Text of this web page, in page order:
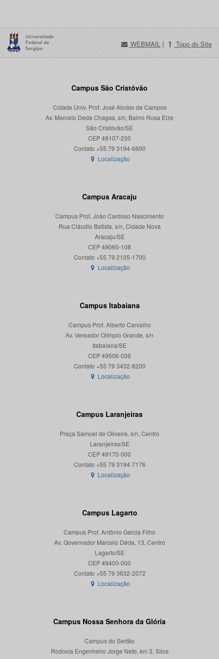
WEBMAIL | Topo do Site
Campus São Cristóvão
Cidade Univ. Prof. José Aloísio de Campos
Av. Marcelo Deda Chagas, s/n, Bairro Rosa Elze
São Cristóvão/SE
CEP 49107-230
Localização
Campus Aracaju
Campus Prof. João Cardoso Nascimento
Rua Cláudio Batista, s/n, Cidade Nova
Aracaju/SE
CEP 49060-108
Localização
Campus Itabaiana
Campus Prof. Alberto Carvalho
Av. Vereador Olímpio Grande, s/n
Itabaiana/SE
CEP 49506-036
Localização
Campus Laranjeiras
Praça Samuel de Oliveira, s/n, Centro
Laranjeiras/SE
CEP 49170-000
Localização
Campus Lagarto
Campus Prof. Antônio Garcia Filho
Av. Governador Marcelo Déda, 13, Centro
Lagarto/SE
CEP 49400-000
Localização
Campus Nossa Senhora da Glória
Campus do Sertão
Rodovia Engenheiro Jorge Neto, km 3, Silos